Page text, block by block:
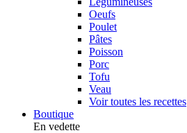
Oeufs
Poulet
Pâtes
Poisson
Porc
Tofu
Veau
Voir toutes les recettes
Boutique
En vedette